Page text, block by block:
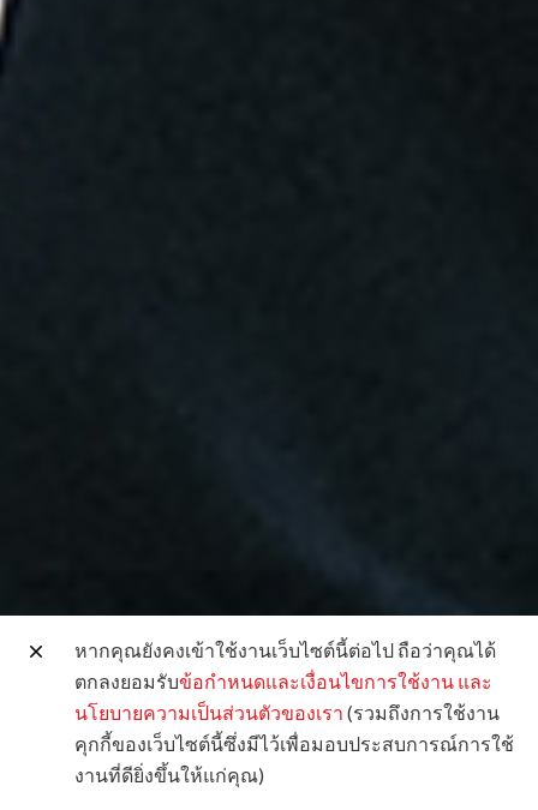
หากคุณยังคงเข้าใช้งานเว็บไซต์นี้ต่อไป ถือว่าคุณได้
ตกลงยอมรับข้อกำหนดและเงื่อนไขการใช้งาน และ
นโยบายความเป็นส่วนตัวของเรา (รวมถึงการใช้งาน
คุกกี้ของเว็บไซต์นี้ซึ่งมีไว้เพื่อมอบประสบการณ์การใช้
งานที่ดียิ่งขึ้นให้แก่คุณ)